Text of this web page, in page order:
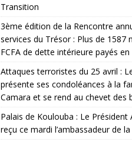
Transition
3ème édition de la Rencontre
services du Trésor : Plus de 1587
FCFA de dette intérieure payés en
Attaques terroristes du 25 avril :
présente ses condoléances à la
Camara et se rend au chevet des
Palais de Koulouba : Le Président
reçu ce mardi l’ambassadeur de la